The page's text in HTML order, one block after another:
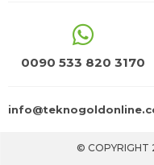
0090 533 820 3170
©